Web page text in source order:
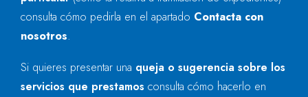
consulta cómo pedirla en el apartado Contacta con
nosotros.
Si quieres presentar una queja o sugerencia sobre los
servicios que prestamos consulta cómo hacerlo en